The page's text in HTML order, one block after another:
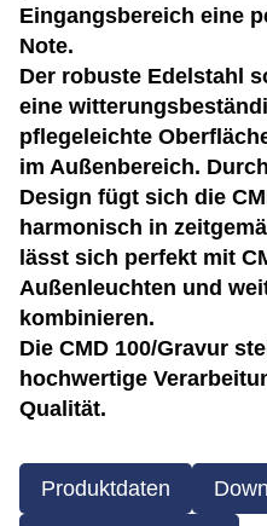
Eingangsbereich eine
Note.
Der robuste Edelstahl
eine
pflegeleichte
im Außenbereich.
Design fügt sich die
harmonisch in
lässt sich perfekt mit
Außenleuchten und
kombinieren.
Die CMD 100/Gravur
hochwertige
Qualität.
Produktdaten